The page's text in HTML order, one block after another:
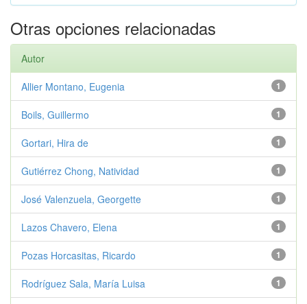
Otras opciones relacionadas
Autor
1
Allier Montano, Eugenia
1
Boils, Guillermo
1
Gortari, Hira de
1
Gutiérrez Chong, Natividad
1
José Valenzuela, Georgette
1
Lazos Chavero, Elena
1
Pozas Horcasitas, Ricardo
1
Rodríguez Sala, María Luisa